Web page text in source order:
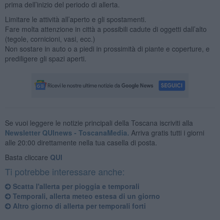
prima dell’inizio del periodo di allerta.
Limitare le attività all’aperto e gli spostamenti.
Fare molta attenzione in città a possibili cadute di oggetti dall’alto
(tegole, cornicioni, vasi, ecc.)
Non sostare in auto o a piedi in prossimità di piante e coperture, e
prediligere gli spazi aperti.
Se vuoi leggere le notizie principali della Toscana iscriviti alla
Newsletter QUInews - ToscanaMedia. Arriva gratis tutti i giorni
alle 20:00 direttamente nella tua casella di posta.
Basta cliccare QUI
Ti potrebbe interessare anche:
Scatta l'allerta per pioggia e temporali
Temporali, allerta meteo estesa di un giorno
Altro giorno di allerta per temporali forti